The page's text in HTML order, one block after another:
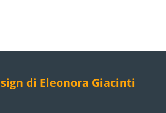
di Eleonora Giacinti